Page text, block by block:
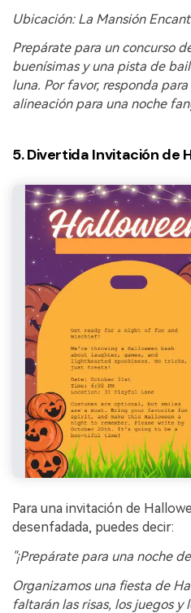
Ubicación: La Mansión
Prepárate para un concurso
buenísimas y una pista de
luna. Por favor, responda
alineación para una noche
5. Divertida Invitación de
Para una invitación de
desenfadada, puedes decir:
"¡Prepárate para una noche
Organizamos una fiesta de
faltarán las risas, los juegos y